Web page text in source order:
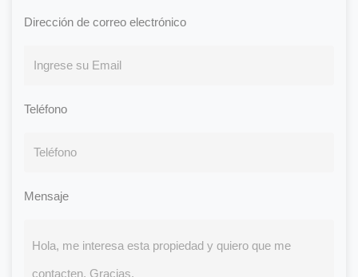
Dirección de correo electrónico
Teléfono
Mensaje